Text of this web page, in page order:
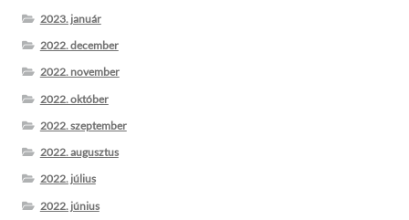
2023. január
2022. december
2022. november
2022. október
2022. szeptember
2022. augusztus
2022. július
2022. június